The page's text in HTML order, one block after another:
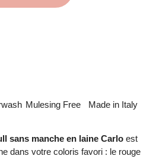
Mulesing Free Made in Italy
sans manche en laine Carlo est
dans votre coloris favori : le rouge